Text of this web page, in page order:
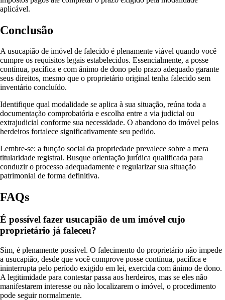
aplicável.
Conclusão
A usucapião de imóvel de falecido é plenamente viável quando você
cumpre os requisitos legais estabelecidos. Essencialmente, a posse
contínua, pacífica e com ânimo de dono pelo prazo adequado garante
seus direitos, mesmo que o proprietário original tenha falecido sem
inventário concluído.
Identifique qual modalidade se aplica à sua situação, reúna toda a
documentação comprobatória e escolha entre a via judicial ou
extrajudicial conforme sua necessidade. O abandono do imóvel pelos
herdeiros fortalece significativamente seu pedido.
Lembre-se: a função social da propriedade prevalece sobre a mera
titularidade registral. Busque orientação jurídica qualificada para
conduzir o processo adequadamente e regularizar sua situação
patrimonial de forma definitiva.
FAQs
É possível fazer usucapião de um imóvel cujo
proprietário já faleceu?
Sim, é plenamente possível. O falecimento do proprietário não impede
a usucapião, desde que você comprove posse contínua, pacífica e
ininterrupta pelo período exigido em lei, exercida com ânimo de dono.
A legitimidade para contestar passa aos herdeiros, mas se eles não
manifestarem interesse ou não localizarem o imóvel, o procedimento
pode seguir normalmente.